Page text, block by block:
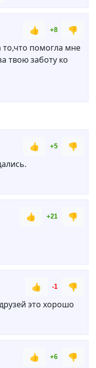
👍 +8
👎
то,что помогла мне
твою заботу ко
👍 +5
👎
👍 +21
👎
👍 -1
👎
это хорошо
👍 +6
👎